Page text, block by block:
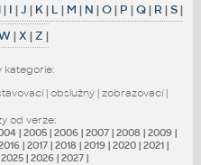
| I |J | K| L | M | N |O| P |Q| R |S|
|X |Z |
kategorie:
| obslužný| zobrazovací|
od verze:
| 2005 | 2006 | 2007 | 2008 | 2009 |
| 2017 | 2018 | 2019 | 2020 | 2021 |
2025 | 2026 | 2027 |